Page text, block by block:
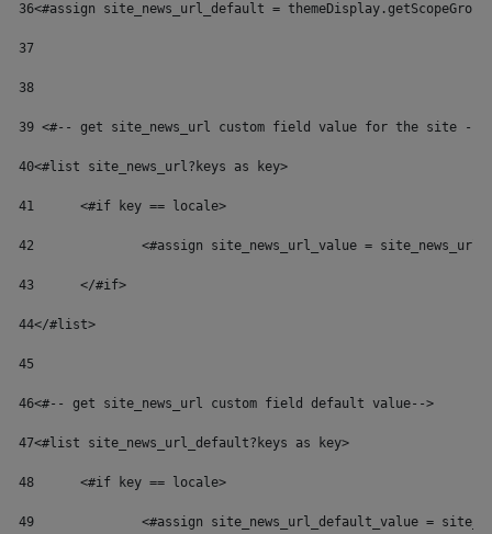
36<#assign site_news_url_default =
37
38
39 <#-- get site_news_url custom field value for the site --
40<#list site_news_url?keys as key>
41
	<#if key == locale>
42
<#assign site_news_url_value =
43
	</#if>
44</#list>
45
46<#-- get site_news_url custom field default value-->
47<#list site_news_url_default?keys as key>
48
	<#if key == locale>
49
<#assign site_news_url_default_value =